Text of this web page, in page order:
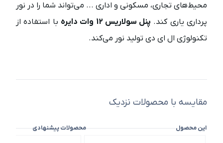
محیط‌های تجاری، مسکونی و اداری ... می‌تواند شما را در نور
پرداری یاری کند. پنل سولاریس 12 وات دایره
با استفاده از
تکنولوژی ال ای دی تولید نور می‌کند.
مقایسه با محصولات نزدیک
این محصول محصولات پیشنهادی